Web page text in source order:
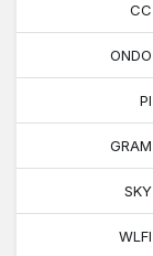
CC
ONDO
PI
GRAM
SKY
WLFI